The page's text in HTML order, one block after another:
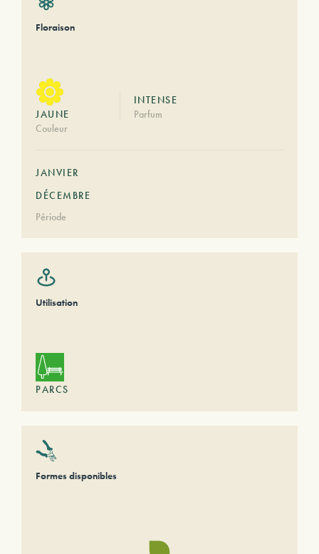
Floraison
JAUNE
Couleur
INTENSE
Parfum
JANVIER
DÉCEMBRE
Période
Utilisation
PARCS
Formes disponibles